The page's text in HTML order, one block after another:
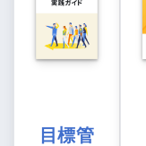
目標管